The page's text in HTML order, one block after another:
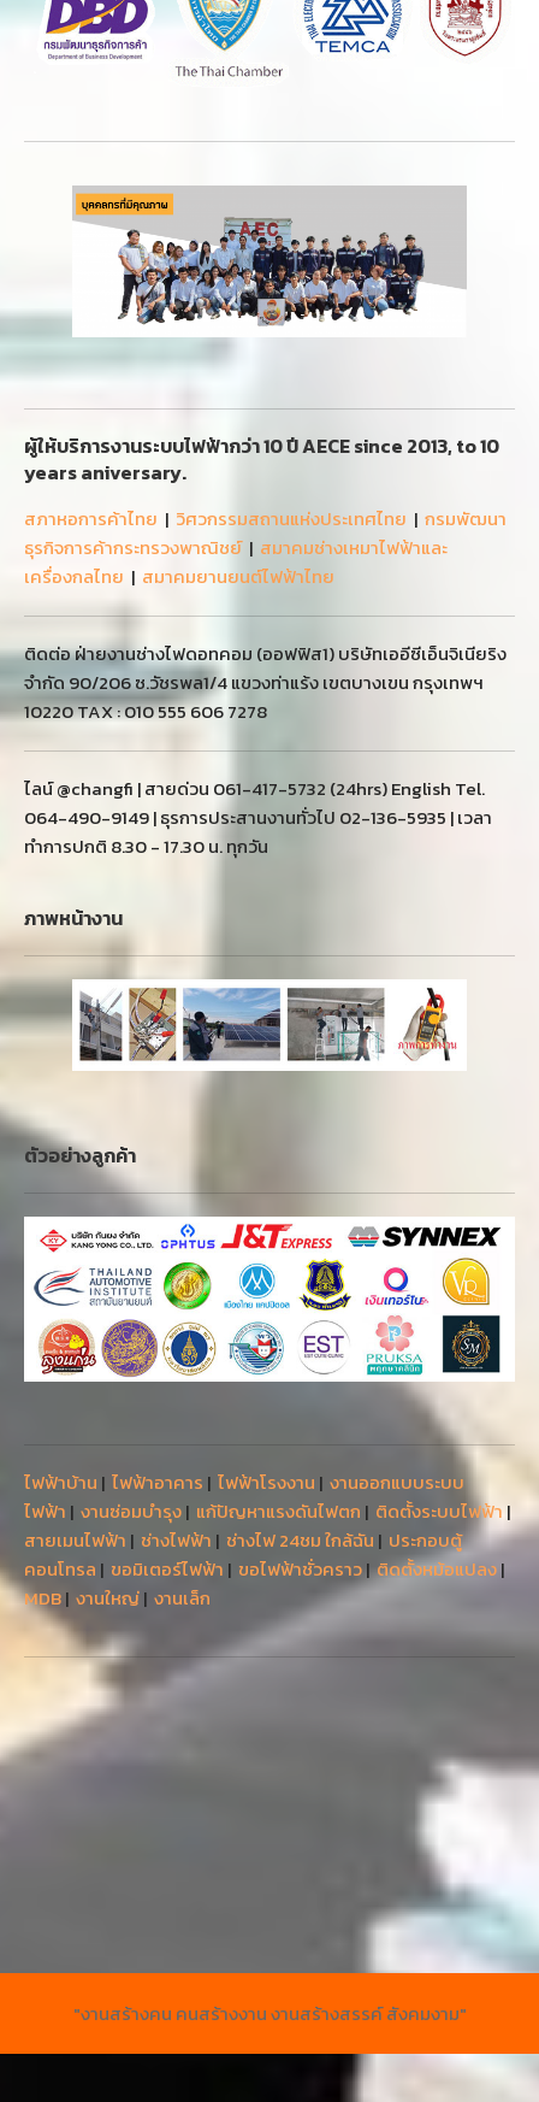
ผู้ให้บริการงานระบบไฟฟ้ากว่า 10 ปี AECE since 2013, to 10
years aniversary.
สภาหอการค้าไทย | วิศวกรรมสถานแห่งประเทศไทย | กรมพัฒนา
ธุรกิจการค้ากระทรวงพาณิชย์| สมาคมช่างเหมาไฟฟ้าและ
เครื่องกลไทย | สมาคมยานยนต์ไฟฟ้าไทย
ติดต่อ ฝ่ายงานช่างไฟดอทคอม (ออฟฟิส1) บริษัทเออีซีเอ็นจิเนียริง
จำกัด 90/206 ซ.วัชรพล1/4 แขวงท่าแร้ง เขตบางเขน กรุงเทพฯ
10220 TAX : 010 555 606 7278
ไลน์ @changfi | สายด่วน 061-417-5732 (24hrs) English Tel.
064-490-9149 | ธุรการประสานงานทั่วไป 02-136-5935 | เวลา
ทำการปกติ 8.30 - 17.30 น. ทุกวัน
ภาพหน้างาน
ตัวอย่างลูกค้า
ไฟฟ้าบ้าน | ไฟฟ้าอาคาร | ไฟฟ้าโรงงาน | งานออกแบบระบบ
ไฟฟ้า | งานซ่อมบำรุง| แก้ปัญหาแรงดันไฟตก | ติดตั้งระบบไฟฟ้า |
สายเมนไฟฟ้า | ช่างไฟฟ้า | ช่างไฟ 24ชม ใกล้ฉัน | ประกอบตู้
คอนโทรล | ขอมิเตอร์ไฟฟ้า | ขอไฟฟ้าชั่วคราว|ติดตั้งหม้อแปลง|
MDB| งานใหญ่| งานเล็ก
"งานสร้างคน คนสร้างงาน งานสร้างสรรค์ สังคมงาม"